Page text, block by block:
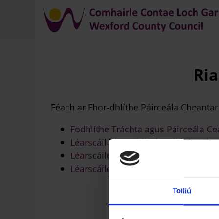
Toiliú
Féach ar Fhor-dhlíthe Páirceála
Fodhlíthe Tráchta agus Páirceála
Léarscáil Bhunaidh Fho-dhlíthe
Léarscáileanna Mionsonraithe Fho-
Léarscáileanna Criosanna Fho-